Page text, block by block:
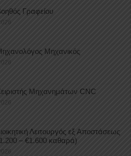
Γραφείου
Μηχανικός
Μηχανημάτων CNC
Λειτουργός εξ Αποστάσεως
– €1.600 καθαρά)